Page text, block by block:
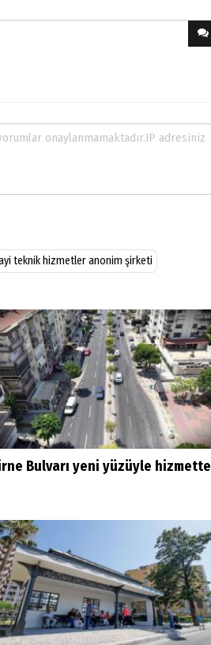
teknik hizmetler anonim şirketi
Bulvarı yeni yüzüyle hizmette